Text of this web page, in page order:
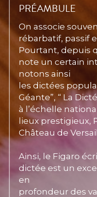
PRÉAMBULE
On associe
rébarbatif, passif
Pourtant, depuis
note un certain
notons ainsi
les dictées
Géante”, “ La
à l’échelle
lieux prestigieux,
Château de
Ainsi, le Figaro
dictée est un
en
profondeur des